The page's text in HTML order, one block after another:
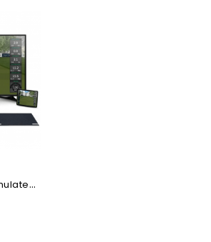
E
XPutt RG 500D - Simulateur...